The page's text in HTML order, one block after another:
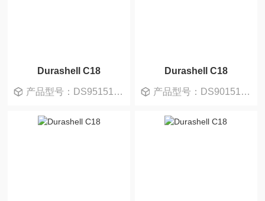
Durashell C18
产品型号：DS951510-0
Durashell C18
产品型号：DS901510-0